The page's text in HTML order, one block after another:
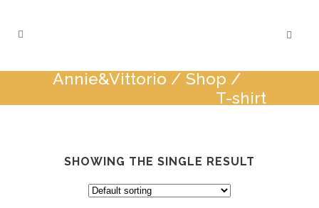
Annie&Vittorio / Shop /
T-shirt
SHOWING THE SINGLE RESULT